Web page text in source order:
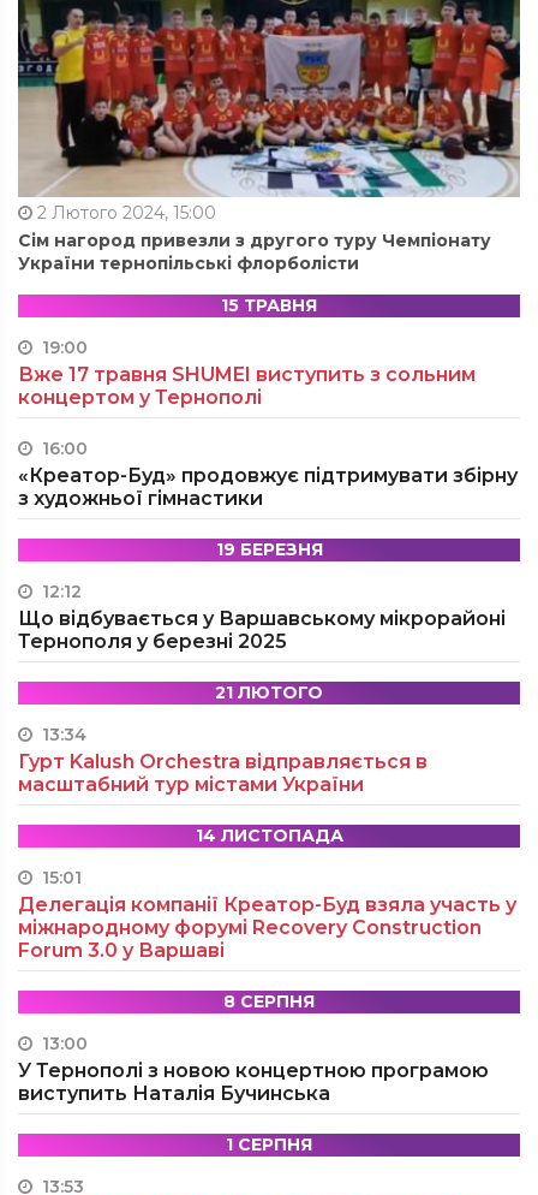
2 Лютого 2024, 15:00
Сім нагород привезли з другого туру Чемпіонату
України тернопільські флорболісти
15 ТРАВНЯ
19:00
Вже 17 травня SHUMEI виступить з сольним
концертом у Тернополі
16:00
«Креатор-Буд» продовжує підтримувати збірну
з художньої гімнастики
19 БЕРЕЗНЯ
12:12
Що відбувається у Варшавському мікрорайоні
Тернополя у березні 2025
21 ЛЮТОГО
13:34
Гурт Kalush Orchestra відправляється в
масштабний тур містами України
14 ЛИСТОПАДА
15:01
Делегація компанії Креатор-Буд взяла участь у
міжнародному форумі Recovery Construction
Forum 3.0 у Варшаві
8 СЕРПНЯ
13:00
У Тернополі з новою концертною програмою
виступить Наталія Бучинська
1 СЕРПНЯ
13:53